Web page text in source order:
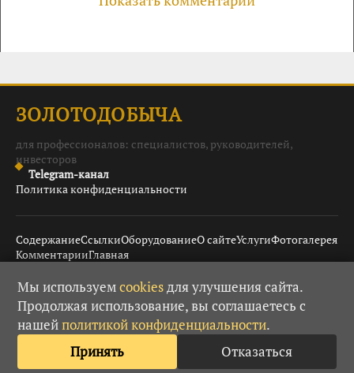
ЗОЛОТОДОБЫЧА
для профессионалов: специалистов, руководителей,
инвесторов
Telegram-канал
Политика конфиденциальности
СодержаниеСсылкиОборудованиеО сайтеУслугиФотогалерея
КомментарииГлавная
© 2008–2026 Золотодобыча · 18+ · При использовании
материалов гиперссылка обязательна.
Мы используемcookiesдля улучшения сайта.
Продолжая использование, вы соглашаетесь с
нашейполитикой конфиденциальности.
Принять
Отказаться